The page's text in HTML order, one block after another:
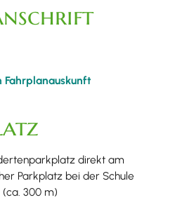
direkt am
Parkplatz bei der Schule
300 m)